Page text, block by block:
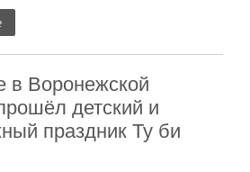
в Воронежской
детский и
праздник Ту би